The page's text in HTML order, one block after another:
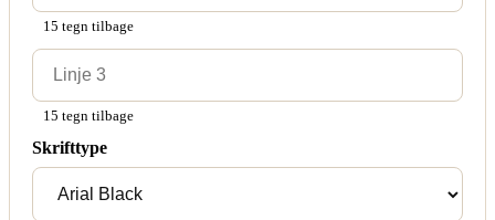
15 tegn tilbage
15 tegn tilbage
Skrifttype